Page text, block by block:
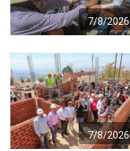
7/8/2026
7/8/2026